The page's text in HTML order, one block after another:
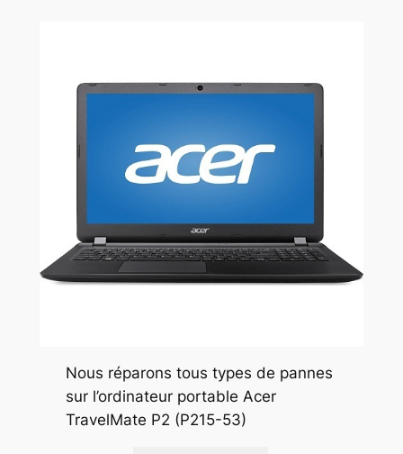
Nous réparons tous types de pannes
sur l’ordinateur portable Acer
TravelMate P2 (P215-53)